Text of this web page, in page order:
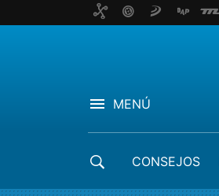
MENÚ
CONSEJOS